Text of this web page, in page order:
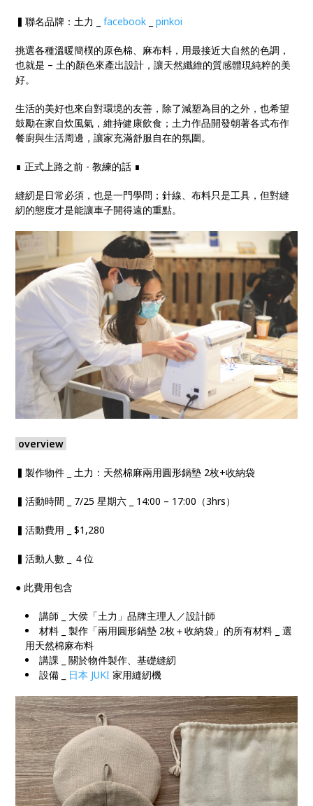
▍聯名品牌：土力 _facebook _pinkoi
挑選各種溫暖簡樸的原色棉、麻布料，用最接近大自然的色調，
也就是 – 土的顏色來產出設計，讓天然纖維的質感體現純粹的美
好。
生活的美好也來自對環境的友善，除了減塑為目的之外，也希望
鼓勵在家自炊風氣，維持健康飲食；土力作品開發朝著各式布作
餐廚與生活周邊，讓家充滿舒服自在的氛圍。
∎ 正式上路之前 - 教練的話 ∎
縫紉是日常必須，也是一門學問；針線、布料只是工具，但對縫
紉的態度才是能讓車子開得遠的重點。
overview
▍製作物件 _ 土力：天然棉麻兩用圓形鍋墊 2枚+收納袋
▍活動時間 _ 7/25 星期六 _ 14:00 – 17:00（3hrs）
▍活動費用 _ $1,280
▍活動人數 _ ４位
● 此費用包含
講師 _ 大侯「土力」品牌主理人／設計師
材料 _ 製作「兩用圓形鍋墊 2枚＋收納袋」的所有材料 _ 選
用天然棉麻布料
講課 _ 關於物件製作、基礎縫紉
設備 _ 日本 JUKI 家用縫紉機